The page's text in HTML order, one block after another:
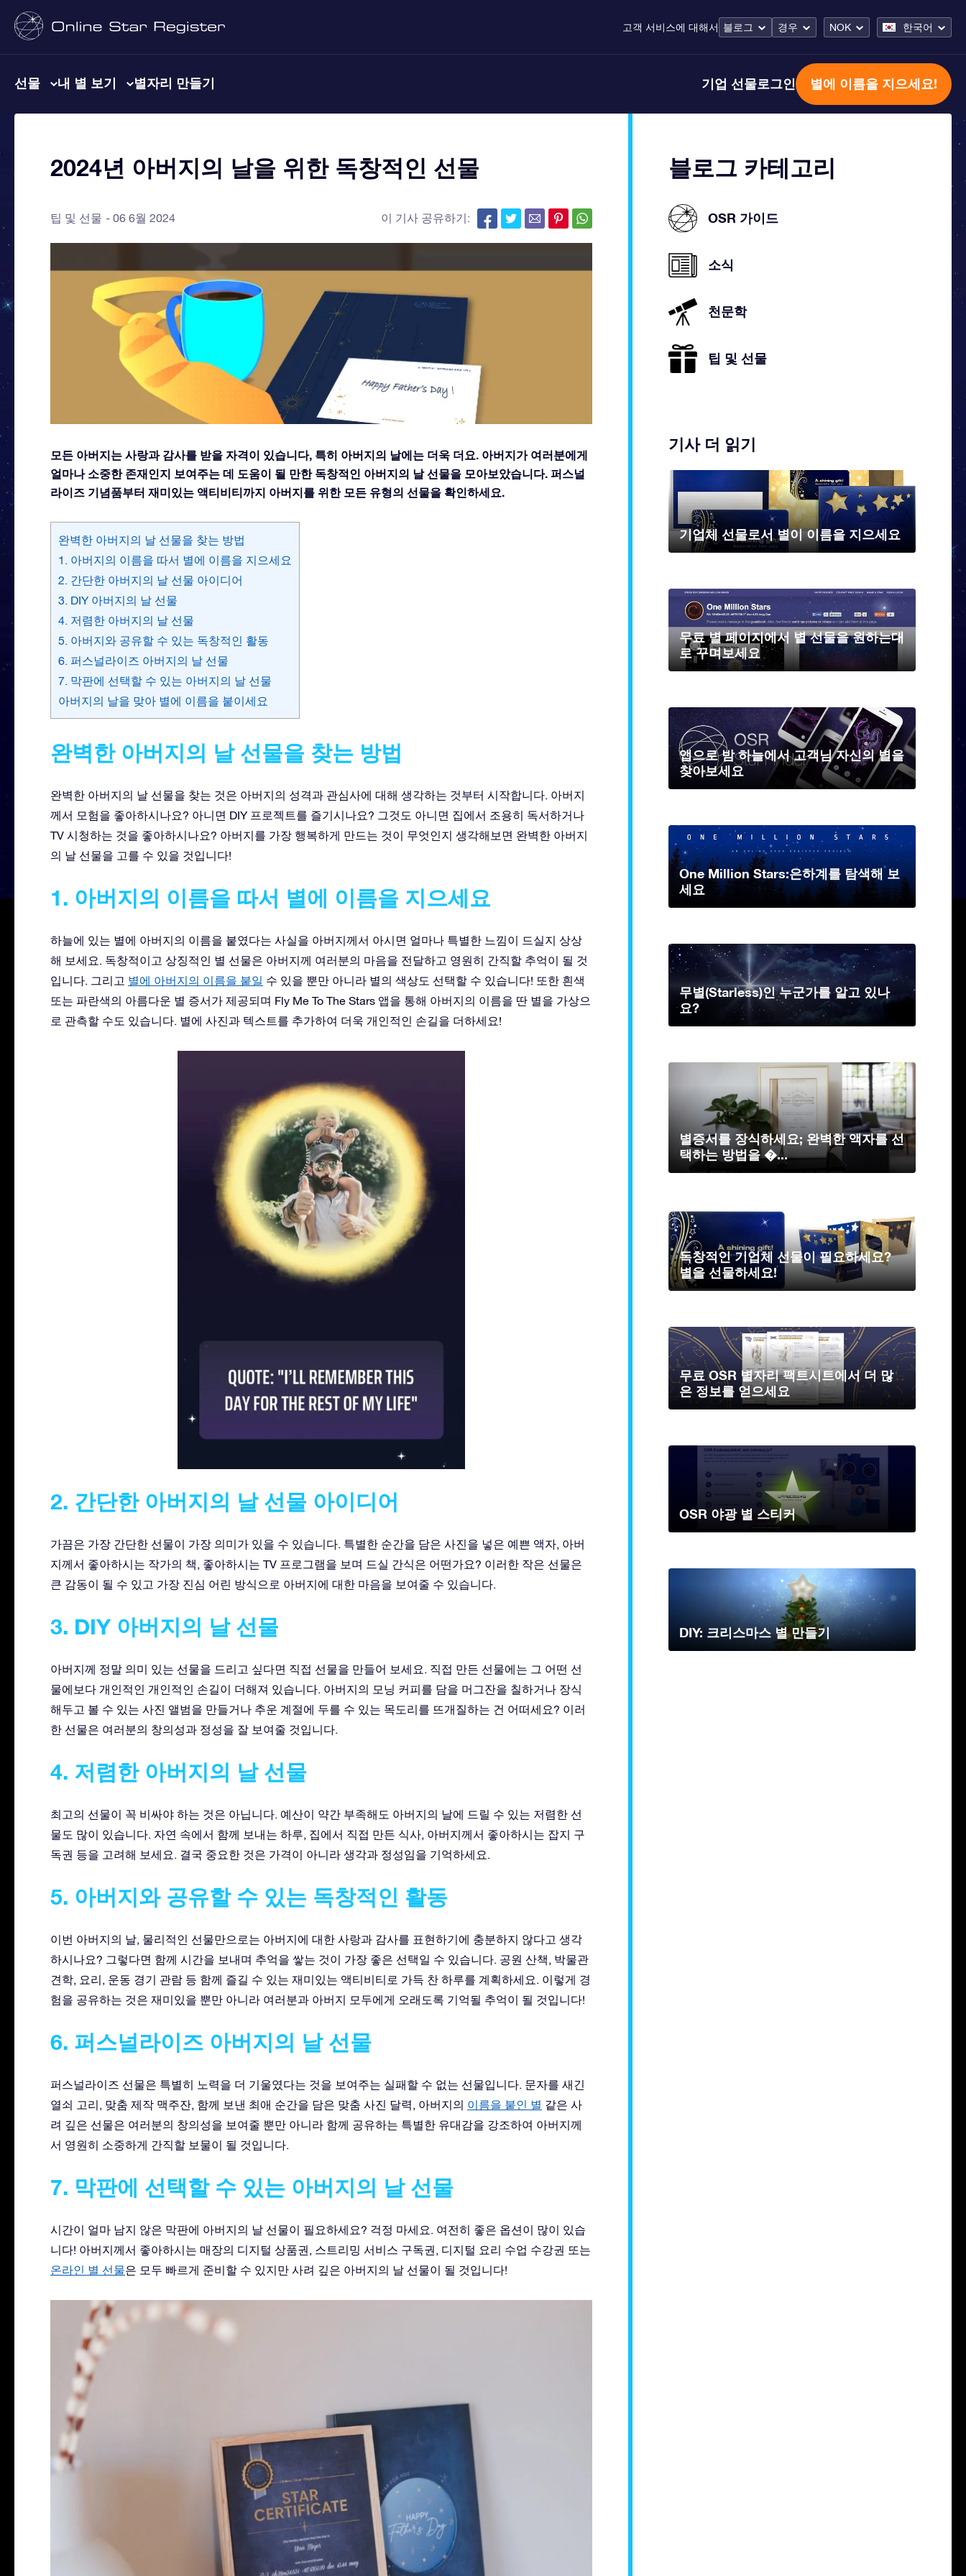
고객 서비스에 대해서 블로그 경우 NOK 한국어
선물 내 별 보기 별자리 만들기 기업 선물로그인 별에 이름을 지으세요!
2024년 아버지의 날을 위한 독창적인 선물
팁 및 선물 06 6월 2024 이 기사 공유하기:
모든 아버지는 사랑과 감사를 받을 자격이 있습니다, 특히 아버지의 날에는 더욱 더요. 아버지가 여러분에게
얼마나 소중한 존재인지 보여주는 데 도움이 될 만한 독창적인 아버지의 날 선물을 모아보았습니다. 퍼스널
라이즈 기념품부터 재미있는 액티비티까지 아버지를 위한 모든 유형의 선물을 확인하세요.
완벽한 아버지의 날 선물을 찾는 방법
1. 아버지의 이름을 따서 별에 이름을 지으세요
2. 간단한 아버지의 날 선물 아이디어
3. DIY 아버지의 날 선물
4. 저렴한 아버지의 날 선물
5. 아버지와 공유할 수 있는 독창적인 활동
6. 퍼스널라이즈 아버지의 날 선물
7. 막판에 선택할 수 있는 아버지의 날 선물
아버지의 날을 맞아 별에 이름을 붙이세요
완벽한 아버지의 날 선물을 찾는 방법
완벽한 아버지의 날 선물을 찾는 것은 아버지의 성격과 관심사에 대해 생각하는 것부터 시작합니다. 아버지
께서 모험을 좋아하시나요? 아니면 DIY 프로젝트를 즐기시나요? 그것도 아니면 집에서 조용히 독서하거나
TV 시청하는 것을 좋아하시나요? 아버지를 가장 행복하게 만드는 것이 무엇인지 생각해보면 완벽한 아버지
의 날 선물을 고를 수 있을 것입니다!
1. 아버지의 이름을 따서 별에 이름을 지으세요
하늘에 있는 별에 아버지의 이름을 붙였다는 사실을 아버지께서 아시면 얼마나 특별한 느낌이 드실지 상상
해 보세요. 독창적이고 상징적인 별 선물은 아버지께 여러분의 마음을 전달하고 영원히 간직할 추억이 될 것
입니다. 그리고 별에 아버지의 이름을 붙일 수 있을 뿐만 아니라 별의 색상도 선택할 수 있습니다! 또한 흰색
또는 파란색의 아름다운 별 증서가 제공되며 Fly Me To The Stars 앱을 통해 아버지의 이름을 딴 별을 가상으
로 관측할 수도 있습니다. 별에 사진과 텍스트를 추가하여 더욱 개인적인 손길을 더하세요!
2. 간단한 아버지의 날 선물 아이디어
가끔은 가장 간단한 선물이 가장 의미가 있을 수 있습니다. 특별한 순간을 담은 사진을 넣은 예쁜 액자, 아버
지께서 좋아하시는 작가의 책, 좋아하시는 TV 프로그램을 보며 드실 간식은 어떤가요? 이러한 작은 선물은
큰 감동이 될 수 있고 가장 진심 어린 방식으로 아버지에 대한 마음을 보여줄 수 있습니다.
3. DIY 아버지의 날 선물
아버지께 정말 의미 있는 선물을 드리고 싶다면 직접 선물을 만들어 보세요. 직접 만든 선물에는 그 어떤 선
물에보다 개인적인 개인적인 손길이 더해져 있습니다. 아버지의 모닝 커피를 담을 머그잔을 칠하거나 장식
해두고 볼 수 있는 사진 앨범을 만들거나 추운 계절에 두를 수 있는 목도리를 뜨개질하는 건 어떠세요? 이러
한 선물은 여러분의 창의성과 정성을 잘 보여줄 것입니다.
4. 저렴한 아버지의 날 선물
최고의 선물이 꼭 비싸야 하는 것은 아닙니다. 예산이 약간 부족해도 아버지의 날에 드릴 수 있는 저렴한 선
물도 많이 있습니다. 자연 속에서 함께 보내는 하루, 집에서 직접 만든 식사, 아버지께서 좋아하시는 잡지 구
독권 등을 고려해 보세요. 결국 중요한 것은 가격이 아니라 생각과 정성임을 기억하세요.
5. 아버지와 공유할 수 있는 독창적인 활동
이번 아버지의 날, 물리적인 선물만으로는 아버지에 대한 사랑과 감사를 표현하기에 충분하지 않다고 생각
하시나요? 그렇다면 함께 시간을 보내며 추억을 쌓는 것이 가장 좋은 선택일 수 있습니다. 공원 산책, 박물관
견학, 요리, 운동 경기 관람 등 함께 즐길 수 있는 재미있는 액티비티로 가득 찬 하루를 계획하세요. 이렇게 경
험을 공유하는 것은 재미있을 뿐만 아니라 여러분과 아버지 모두에게 오래도록 기억될 추억이 될 것입니다!
6. 퍼스널라이즈 아버지의 날 선물
퍼스널라이즈 선물은 특별히 노력을 더 기울였다는 것을 보여주는 실패할 수 없는 선물입니다. 문자를 새긴
열쇠 고리, 맞춤 제작 맥주잔, 함께 보낸 최애 순간을 담은 맞춤 사진 달력, 아버지의 이름을 붙인 별 같은 사
려 깊은 선물은 여러분의 창의성을 보여줄 뿐만 아니라 함께 공유하는 특별한 유대감을 강조하여 아버지께
서 영원히 소중하게 간직할 보물이 될 것입니다.
7. 막판에 선택할 수 있는 아버지의 날 선물
시간이 얼마 남지 않은 막판에 아버지의 날 선물이 필요하세요? 걱정 마세요. 여전히 좋은 옵션이 많이 있습
니다! 아버지께서 좋아하시는 매장의 디지털 상품권, 스트리밍 서비스 구독권, 디지털 요리 수업 수강권 또는
온라인 별 선물은 모두 빠르게 준비할 수 있지만 사려 깊은 아버지의 날 선물이 될 것입니다!
블로그 카테고리
OSR 가이드
소식
천문학
팁 및 선물
기사 더 읽기
기업체 선물로서 별이 이름을 지으세요
무료 별 페이지에서 별 선물을 원하는대
로 꾸며보세요
앱으로 밤 하늘에서 고객님 자신의 별을
찾아보세요
One Million Stars:은하계를 탐색해 보
세요
무별(Starless)인 누군가를 알고 있나
요?
별증서를 장식하세요; 완벽한 액자를 선
택하는 방법을 �...
독창적인 기업체 선물이 필요하세요?
별을 선물하세요!
무료 OSR 별자리 팩트시트에서 더 많
은 정보를 얻으세요
OSR 야광 별 스티커
DIY: 크리스마스 별 만들기